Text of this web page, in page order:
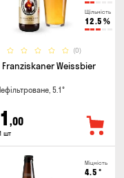
Щільність
12.5 %
(0)
Weissbier
5.1°
,00
шт
Міцність
4.5 °